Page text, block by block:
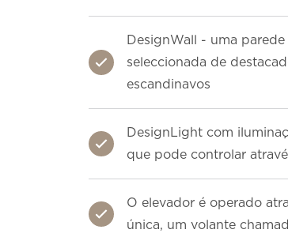
DesignWall - uma
seleccionada de
escandinavos
DesignLight com
que pode controlar
O elevador é operado
única, um volante